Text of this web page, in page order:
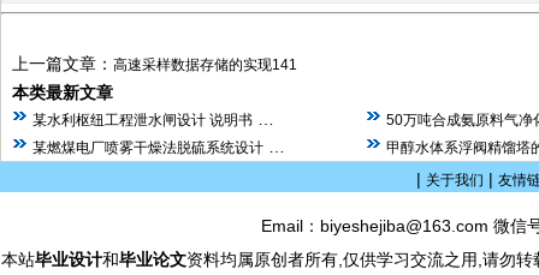
上一篇文章： 高速采样数据存储的实现141
本类最新文章
某水利枢纽工程泄水闸设计 说明书
50万吨合成氨原料气净
某燃煤电厂喷雾干燥法脱硫系统设计
甲醇水体系浮阀精馏塔
| 关于我们 | 友情
Email：biyeshejiba@163.com 微
本站毕业设计和毕业论文资料均属原创者所有,仅供学习交流之用,请勿